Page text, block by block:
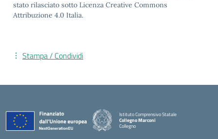
stato rilasciato sotto Licenza Creative Commons
Attribuzione 4.0 Italia.
Stampa / Condividi
Istituto Comprensivo Statale
Collegno Marconi
Collegno